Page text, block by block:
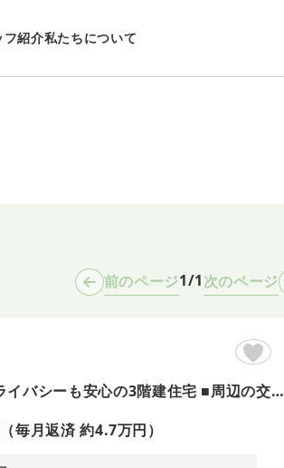
フ紹介私たちについて
前のページ1/1次のページ
【オール電化の快適な4LDK＋即内覧可！】 ■2階リビングでプライバシーも安心の3階建住宅 ■周辺の交通量も少なく、落ち着いた住環境 ■家事導線に優れた2WAYバルコニーを採用！
（毎月返済 約4.7万円）